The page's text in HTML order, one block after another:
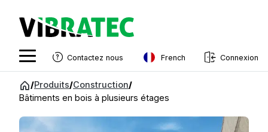
Contactez nous French
Swedish
Norwegian
Connexion
/Produits/Construction/
Bâtiments en bois à plusieurs étages